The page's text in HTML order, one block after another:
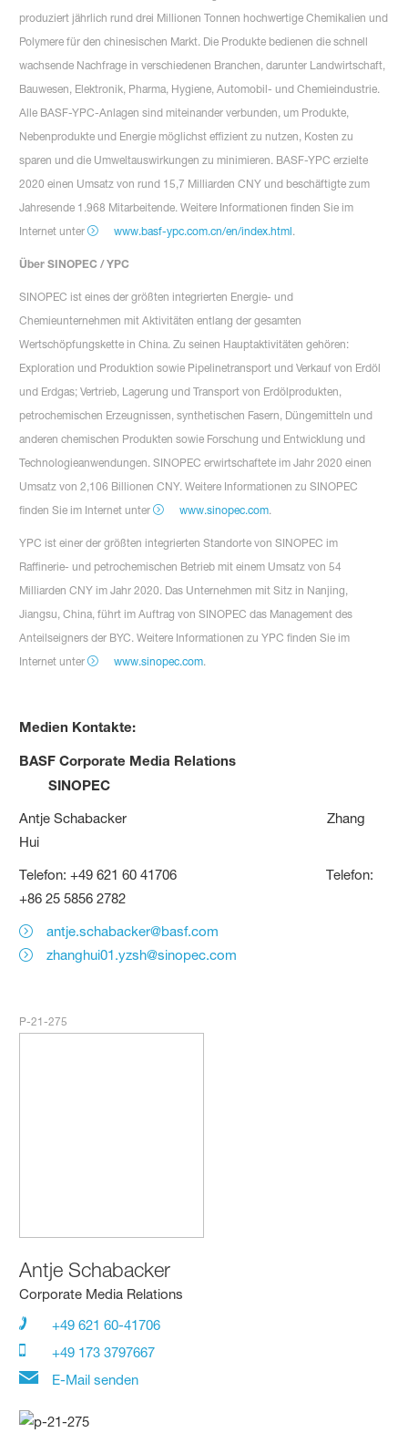
produziert jährlich rund drei Millionen Tonnen hochwertige Chemikalien und
Polymere für den chinesischen Markt. Die Produkte bedienen die schnell
wachsende Nachfrage in verschiedenen Branchen, darunter Landwirtschaft,
Bauwesen, Elektronik, Pharma, Hygiene, Automobil- und Chemieindustrie.
Alle BASF-YPC-Anlagen sind miteinander verbunden, um Produkte,
Nebenprodukte und Energie möglichst effizient zu nutzen, Kosten zu
sparen und die Umweltauswirkungen zu minimieren. BASF-YPC erzielte
2020 einen Umsatz von rund 15,7 Milliarden CNY und beschäftigte zum
Jahresende 1.968 Mitarbeitende. Weitere Informationen finden Sie im
Internet unter
www.basf-ypc.com.cn/en/index.html.
Über SINOPEC / YPC
SINOPEC ist eines der größten integrierten Energie- und
Chemieunternehmen mit Aktivitäten entlang der gesamten
Wertschöpfungskette in China. Zu seinen Hauptaktivitäten gehören:
Exploration und Produktion sowie Pipelinetransport und Verkauf von Erdöl
und Erdgas; Vertrieb, Lagerung und Transport von Erdölprodukten,
petrochemischen Erzeugnissen, synthetischen Fasern, Düngemitteln und
anderen chemischen Produkten sowie Forschung und Entwicklung und
Technologieanwendungen. SINOPEC erwirtschaftete im Jahr 2020 einen
Umsatz von 2,106 Billionen CNY. Weitere Informationen zu SINOPEC
finden Sie im Internet unter
www.sinopec.com.
YPC ist einer der größten integrierten Standorte von SINOPEC im
Raffinerie- und petrochemischen Betrieb mit einem Umsatz von 54
Milliarden CNY im Jahr 2020. Das Unternehmen mit Sitz in Nanjing,
Jiangsu, China, führt im Auftrag von SINOPEC das Management des
Anteilseigners der BYC. Weitere Informationen zu YPC finden Sie im
Internet unter
www.sinopec.com.
Medien Kontakte:
BASF Corporate Media Relations
SINOPEC
Antje Schabacker Zhang
Hui
Telefon: +49 621 60 41706 Telefon:
+86 25 5856 2782
antje.schabacker@basf.com
zhanghui01.yzsh@sinopec.com
P-21-275
Antje Schabacker
Corporate Media Relations
+49 621 60-41706
+49 173 3797667
E-Mail senden